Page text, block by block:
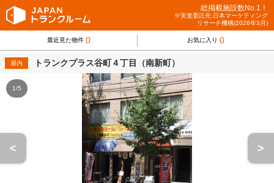
総掲載施設数No.1！
※実査委託先:日本マーケティング
リサーチ機構(2026年3月)
最近見た物件 0 お気に入り 0
屋内 トランクプラス谷町４丁目（南新町）
1/5
< >